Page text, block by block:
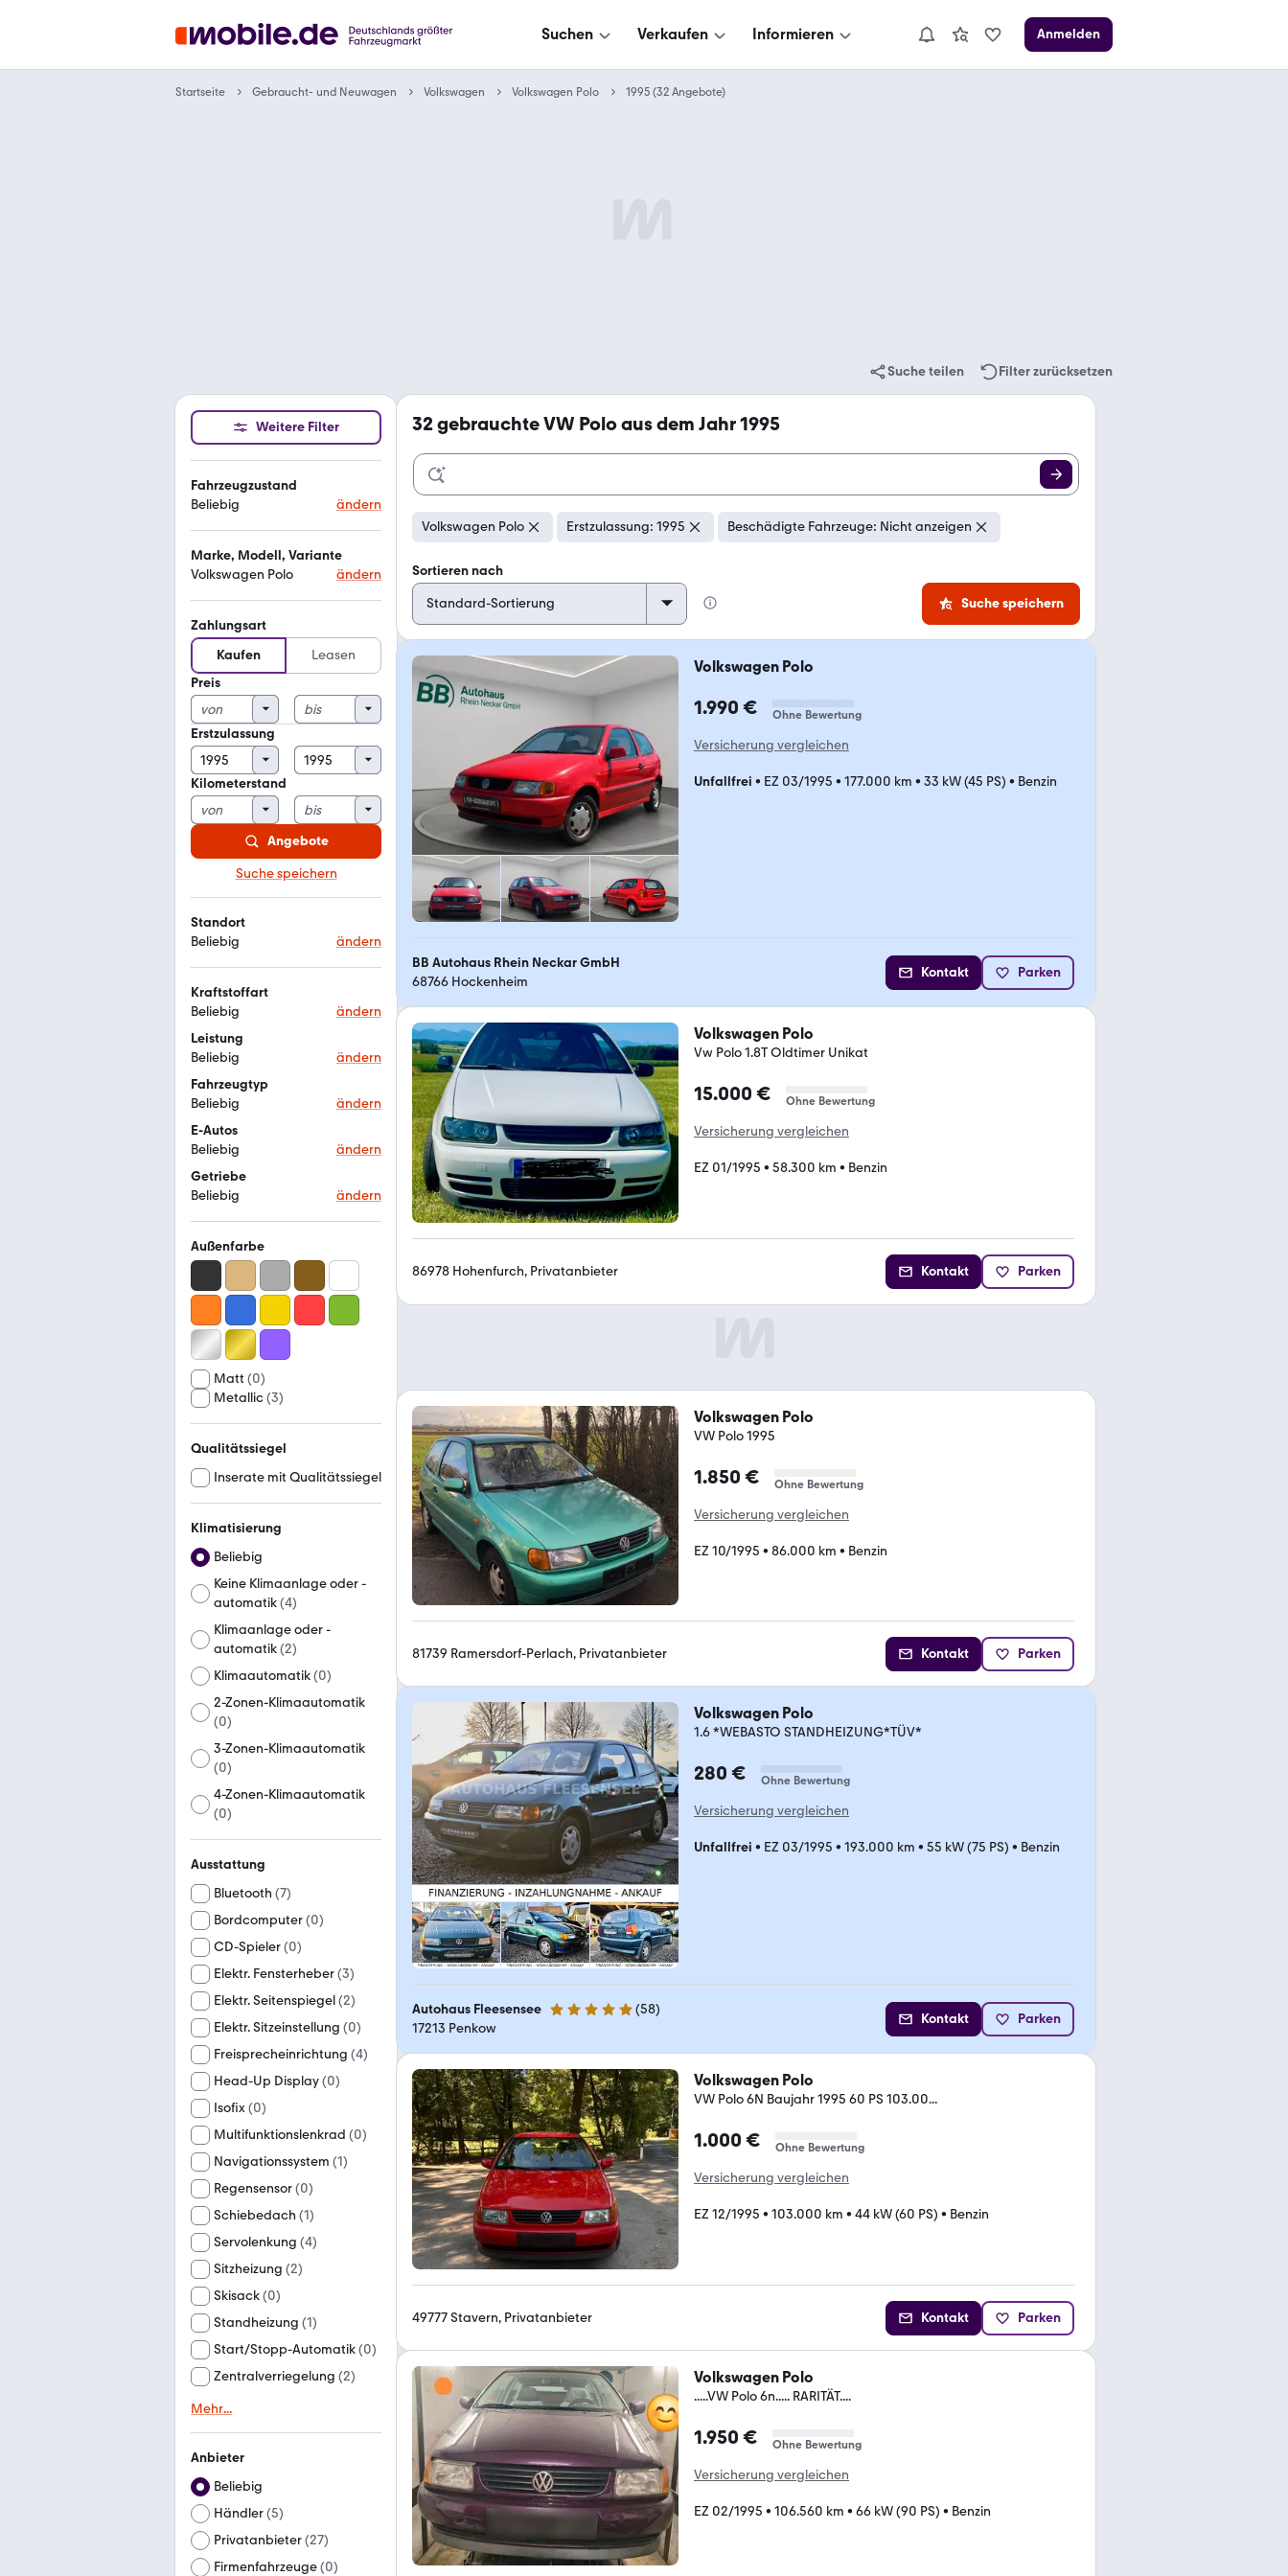
Suchen Verkaufen Informieren Anmelden
Startseite Gebraucht- und Neuwagen Volkswagen Volkswagen Polo 1995 (32 Angebote)
Suche teilen Filter zurücksetzen
Weitere Filter
Fahrzeugzustand
Beliebig
ändern
Marke, Modell, Variante
Volkswagen Polo
ändern
Zahlungsart
Kaufen
Leasen
Preis
Erstzulassung
Kilometerstand
Angebote
Suche speichern
Standort
Beliebig
ändern
Kraftstoffart
Beliebig
ändern
Leistung
Beliebig
ändern
Fahrzeugtyp
Beliebig
ändern
E-Autos
Beliebig
ändern
Getriebe
Beliebig
ändern
Außenfarbe
Matt (0)
Metallic(3)
Qualitätssiegel
Inserate mit Qualitätssiegel
Klimatisierung
Beliebig
Keine Klimaanlage oder -
automatik(4)
Klimaanlage oder -
automatik(2)
Klimaautomatik(0)
2-Zonen-Klimaautomatik
(0)
3-Zonen-Klimaautomatik
(0)
4-Zonen-Klimaautomatik
(0)
Ausstattung
Bluetooth (7)
Bordcomputer(0)
CD-Spieler(0)
Elektr. Fensterheber(3)
Elektr. Seitenspiegel(2)
Elektr. Sitzeinstellung (0)
Freisprecheinrichtung (4)
Head-Up Display(0)
Isofix(0)
Multifunktionslenkrad (0)
Navigationssystem (1)
Regensensor(0)
Schiebedach (1)
Servolenkung (4)
Sitzheizung (2)
Skisack(0)
Standheizung (1)
Start/Stopp-Automatik(0)
Zentralverriegelung (2)
Mehr...
Anbieter
Beliebig
Händler(5)
Privatanbieter(27)
Firmenfahrzeuge(0)
32gebrauchte VW Polo aus dem Jahr 1995
Volkswagen Polo Erstzulassung: 1995 Beschädigte Fahrzeuge: Nicht anzeigen
Sortieren nach
Suche speichern
Volkswagen Polo
1.990 € Ohne Bewertung
Versicherung vergleichen
Unfallfrei • EZ 03/1995 • 177.000 km • 33 kW (45 PS) • Benzin
BB Autohaus Rhein Neckar GmbH
68766 Hockenheim
Kontakt Parken
Volkswagen Polo
Vw Polo 1.8T Oldtimer Unikat
15.000 € Ohne Bewertung
Versicherung vergleichen
EZ 01/1995 • 58.300 km • Benzin
86978 Hohenfurch, Privatanbieter Kontakt Parken
Volkswagen Polo
VW Polo 1995
1.850 € Ohne Bewertung
Versicherung vergleichen
EZ 10/1995 • 86.000 km • Benzin
81739 Ramersdorf-Perlach, Privatanbieter Kontakt Parken
Volkswagen Polo
1.6 *WEBASTO STANDHEIZUNG*TÜV*
280 € Ohne Bewertung
Versicherung vergleichen
Unfallfrei • EZ 03/1995 • 193.000 km • 55 kW (75 PS) • Benzin
Autohaus Fleesensee 4.9 Sterne (58)
17213 Penkow
Kontakt Parken
Volkswagen Polo
VW Polo 6N Baujahr 1995 60 PS 103.00...
1.000 € Ohne Bewertung
Versicherung vergleichen
EZ 12/1995 • 103.000 km • 44 kW (60 PS) • Benzin
49777 Stavern, Privatanbieter Kontakt Parken
Volkswagen Polo
.....VW Polo 6n..... RARITÄT....
1.950 € Ohne Bewertung
Versicherung vergleichen
EZ 02/1995 • 106.560 km • 66 kW (90 PS) • Benzin